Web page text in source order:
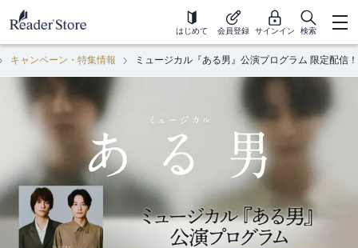
はじめて 会員登録 サインイン 検索
キャンペーン・特集情報 ミュージカル『ある男』公演プログラム 限定配信！